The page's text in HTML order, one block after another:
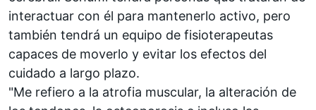
interactuar con él para mantenerlo activo, pero
también tendrá un equipo de fisioterapeutas
capaces de moverlo y evitar los efectos del
cuidado a largo plazo.
"Me refiero a la atrofia muscular, la alteración de